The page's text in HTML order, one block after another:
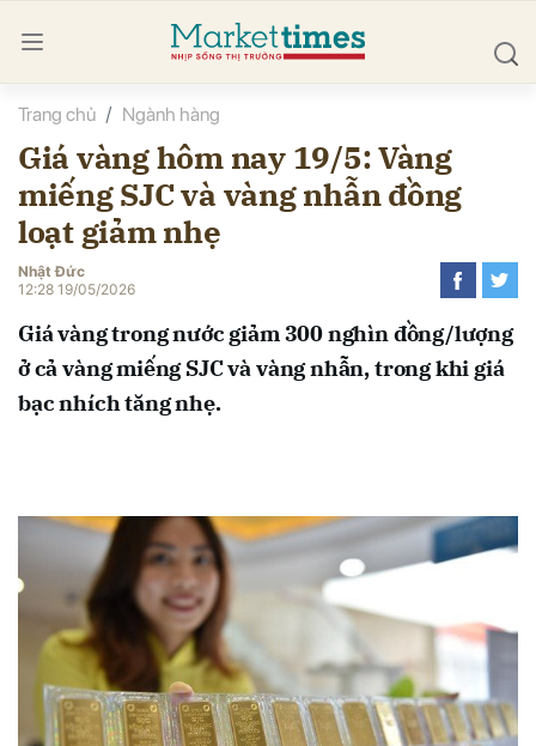
Trang chủ Ngành hàng
Giá vàng hôm nay 19/5: Vàng
miếng SJC và vàng nhẫn đồng
loạt giảm nhẹ
Nhật Đức
12:28 19/05/2026
Giá vàng trong nước giảm 300 nghìn đồng/lượng
ở cả vàng miếng SJC và vàng nhẫn, trong khi giá
bạc nhích tăng nhẹ.
luận